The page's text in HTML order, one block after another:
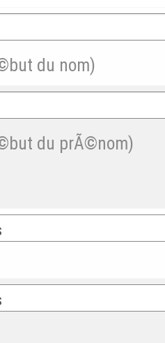
du nom)
du prÃ©nom)